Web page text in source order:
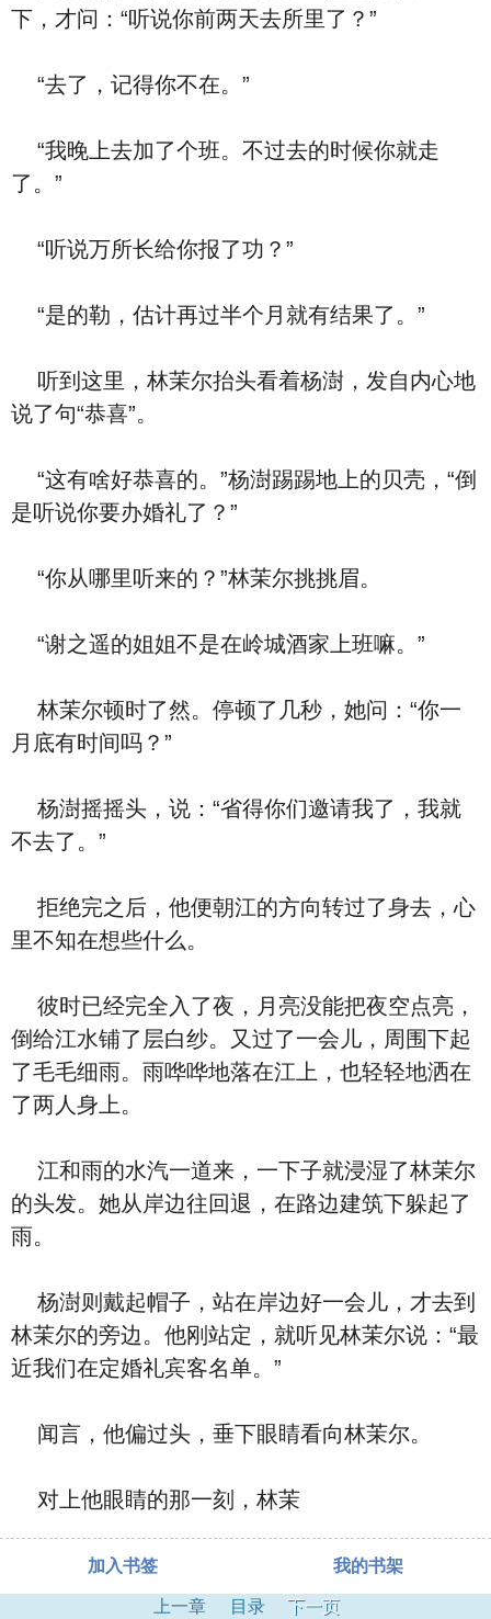
下，才问：“听说你前两天去所里了？”
“去了，记得你不在。”
“我晚上去加了个班。不过去的时候你就走
了。”
“听说万所长给你报了功？”
“是的勒，估计再过半个月就有结果了。”
听到这里，林茉尔抬头看着杨澍，发自内心地
说了句“恭喜”。
“这有啥好恭喜的。”杨澍踢踢地上的贝壳，“倒
是听说你要办婚礼了？”
“你从哪里听来的？”林茉尔挑挑眉。
“谢之遥的姐姐不是在岭城酒家上班嘛。”
林茉尔顿时了然。停顿了几秒，她问：“你一
月底有时间吗？”
杨澍摇摇头，说：“省得你们邀请我了，我就
不去了。”
拒绝完之后，他便朝江的方向转过了身去，心
里不知在想些什么。
彼时已经完全入了夜，月亮没能把夜空点亮，
倒给江水铺了层白纱。又过了一会儿，周围下起
了毛毛细雨。雨哗哗地落在江上，也轻轻地洒在
了两人身上。
江和雨的水汽一道来，一下子就浸湿了林茉尔
的头发。她从岸边往回退，在路边建筑下躲起了
雨。
杨澍则戴起帽子，站在岸边好一会儿，才去到
林茉尔的旁边。他刚站定，就听见林茉尔说：“最
近我们在定婚礼宾客名单。”
闻言，他偏过头，垂下眼睛看向林茉尔。
对上他眼睛的那一刻，林茉
加入书签 我的书架
上一章 目录 下一页